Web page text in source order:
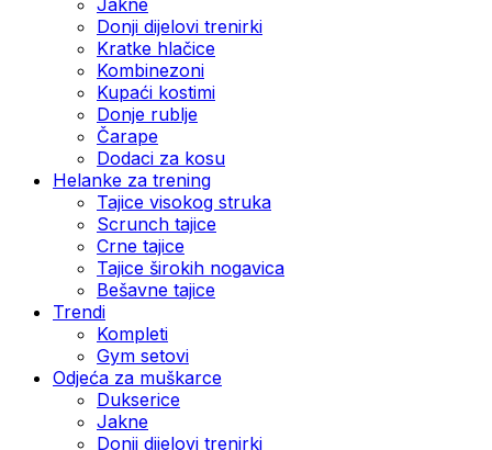
Donji dijelovi trenirki
Kratke hlačice
Kombinezoni
Kupaći kostimi
Donje rublje
Čarape
Dodaci za kosu
Helanke za trening
Tajice visokog struka
Scrunch tajice
Crne tajice
Tajice širokih nogavica
Bešavne tajice
Trendi
Kompleti
Gym setovi
Odjeća za muškarce
Dukserice
Jakne
Donji dijelovi trenirki